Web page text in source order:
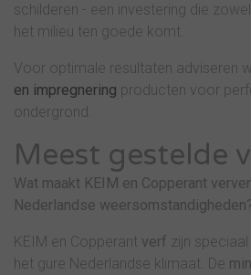
schilderen - een investering die
het milieu ten goede komt.
Voor optimale resultaten adviseren
en impregnering producten voor
ondergrond.
Meest gestelde
Wat maakt KEIM en Copperant
Nederlandse
KEIM en Copperant verf zijn
het gure Nederlandse klimaat. De